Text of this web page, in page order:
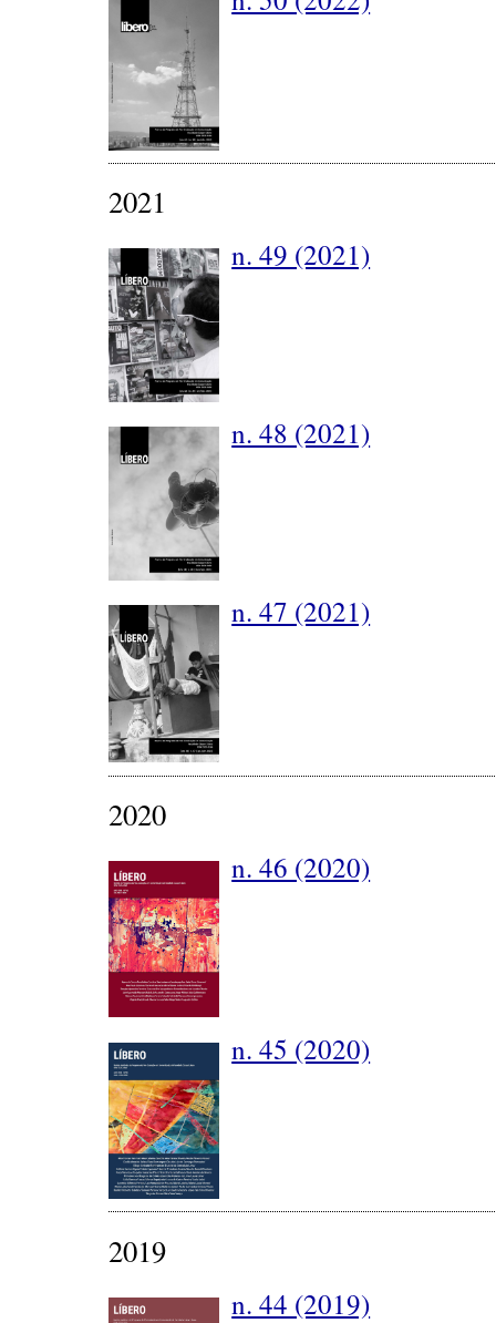
2021
n. 49 (2021)
n. 48 (2021)
n. 47 (2021)
2020
n. 46 (2020)
n. 45 (2020)
2019
n. 44 (2019)